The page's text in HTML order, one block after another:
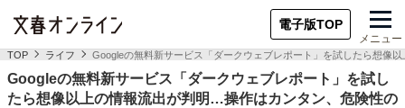
電子版TOP
メニュー
TOP ライフ Googleの無料新サービス「ダークウェブレポート」を試したら想像
Googleの無料新サービス「ダークウェブレポート」を試し
たら想像以上の情報流出が判明…操作はカンタン、危険性の